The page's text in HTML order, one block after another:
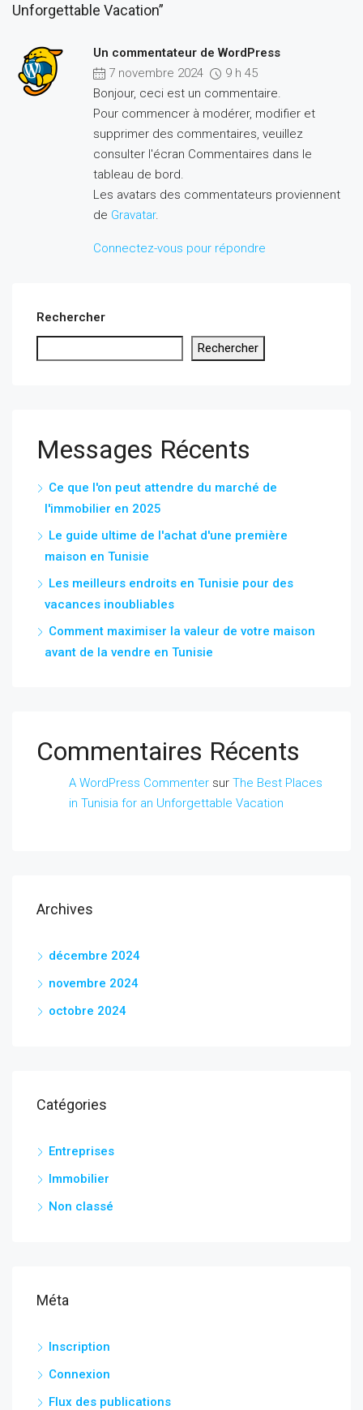
Unforgettable Vacation”
Un commentateur de WordPress
7 novembre 2024
9 h 45
Bonjour, ceci est un commentaire.
Pour commencer à modérer, modifier et
supprimer des commentaires, veuillez
consulter l'écran Commentaires dans le
tableau de bord.
Les avatars des commentateurs proviennent
de Gravatar.
Connectez-vous pour répondre
Rechercher
Rechercher
Messages Récents
Ce que l'on peut attendre du marché de
l'immobilier en 2025
Le guide ultime de l'achat d'une première
maison en Tunisie
Les meilleurs endroits en Tunisie pour des
vacances inoubliables
Comment maximiser la valeur de votre maison
avant de la vendre en Tunisie
Commentaires Récents
A WordPress Commenter sur The Best Places
in Tunisia for an Unforgettable Vacation
Archives
décembre 2024
novembre 2024
octobre 2024
Catégories
Entreprises
Immobilier
Non classé
Méta
Inscription
Connexion
Flux des publications